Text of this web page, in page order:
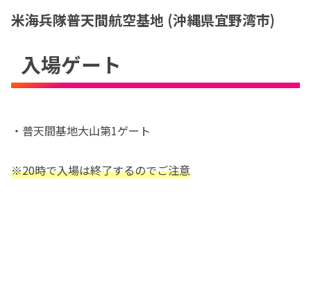
米海兵隊普天間航空基地 (沖縄県宜野湾市)
入場ゲート
・普天間基地大山第1ゲート
※20時で入場は終了するのでご注意